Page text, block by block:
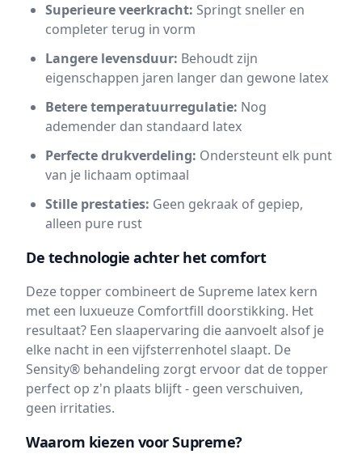
Superieure veerkracht: Springt sneller en
completer terug in vorm
Langere levensduur: Behoudt zijn
eigenschappen jaren langer dan gewone latex
Betere temperatuurregulatie: Nog
ademender dan standaard latex
Perfecte drukverdeling: Ondersteunt elk punt
van je lichaam optimaal
Stille prestaties: Geen gekraak of gepiep,
alleen pure rust
De technologie achter het comfort
Deze topper combineert de Supreme latex kern
met een luxueuze Comfortfill doorstikking. Het
resultaat? Een slaapervaring die aanvoelt alsof je
elke nacht in een vijfsterrenhotel slaapt. De
Sensity® behandeling zorgt ervoor dat de topper
perfect op z'n plaats blijft - geen verschuiven,
geen irritaties.
Waarom kiezen voor Supreme?